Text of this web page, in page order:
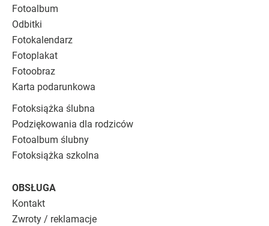
Fotoalbum
Odbitki
Fotokalendarz
Fotoplakat
Fotoobraz
Karta podarunkowa
Fotoksiążka ślubna
Podziękowania dla rodziców
Fotoalbum ślubny
Fotoksiążka szkolna
OBSŁUGA
Kontakt
Zwroty / reklamacje